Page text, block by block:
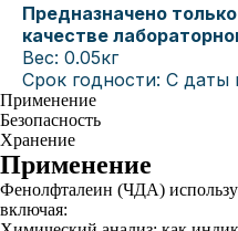
Предназначено
качестве
Вес: 0.05кг
Срок годности: С даты
Применение
Безопасность
Хранение
Применение
Фенолфталеин (ЧДА)
включая: